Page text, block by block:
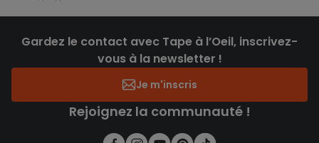
Gardez le contact avec Tape à l’Oeil, inscrivez-
vous à la newsletter !
Je m'inscris
Rejoignez la communauté !